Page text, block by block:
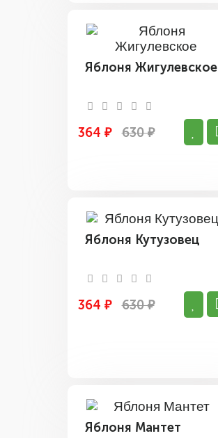
Яблоня Жигулевское
364 ₽ 630 ₽
Яблоня Кутузовец
364 ₽ 630 ₽
Яблоня Мантет